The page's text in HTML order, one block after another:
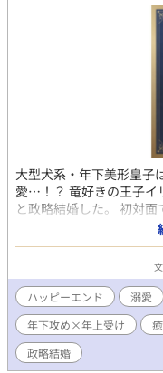
大型犬系・年下美形皇子
愛…！？ 竜好きの王子イ
と政略結婚した。 初対
ないと言われたイリアス
て、大好きな竜の研究
そこでうっかり結婚相
を隠したまま竜の乗り方
らず、「リリヤ」に執着
なっていく二人のコメデ
エンド&完結保証です！
ガバース ではない）があ
派 美形攻め 執着攻め
ハッピーエンド 溺愛
年下攻め×年上受け
政略結婚